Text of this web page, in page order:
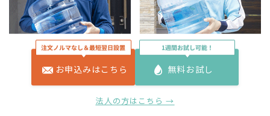
お申込みはこちら 無料お試し
法人の方はこちら →